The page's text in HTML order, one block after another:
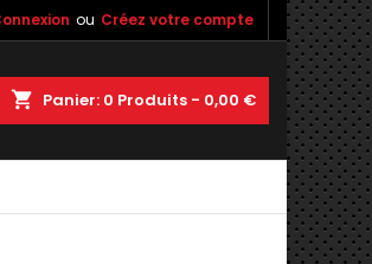
ou Créez votre compte
shopping_cart Panier: 0 Produits - 0,00 €